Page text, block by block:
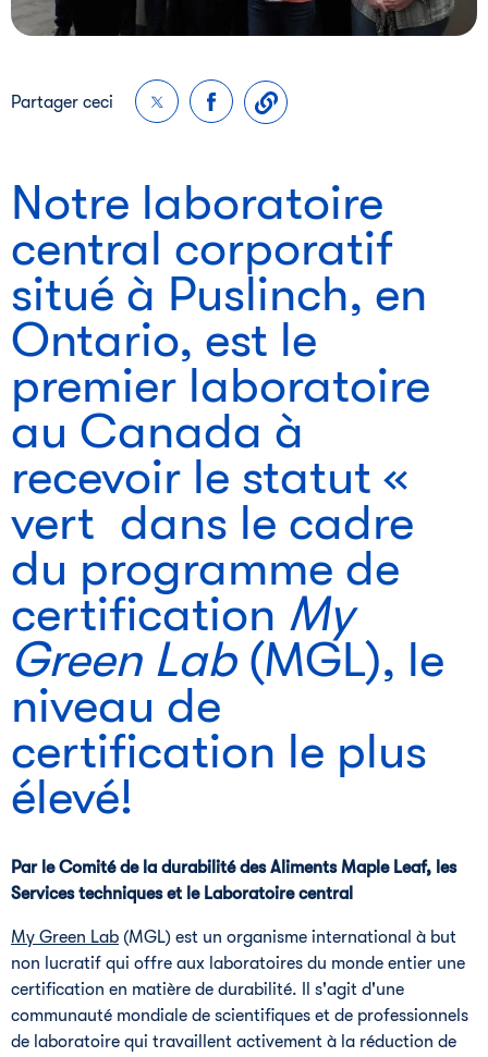
Partager ceci
Notre laboratoire
central corporatif
situé à Puslinch, en
Ontario, est le
premier laboratoire
au Canada à
recevoir le statut «
vert dans le cadre
du programme de
certification My
Green Lab(MGL), le
niveau de
certification le plus
élevé!
Par le Comité de la durabilité des Aliments Maple Leaf, les
Services techniques et le Laboratoire central
My Green Lab (MGL) est un organisme international à but
non lucratif qui offre aux laboratoires du monde entier une
certification en matière de durabilité. Il s'agit d'une
communauté mondiale de scientifiques et de professionnels
de laboratoire qui travaillent activement à la réduction de